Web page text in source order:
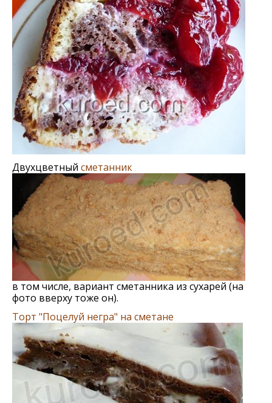
Двухцветный сметанник
в том числе, вариант сметанника из сухарей (на
фото вверху тоже он).
Торт "Поцелуй негра" на сметане